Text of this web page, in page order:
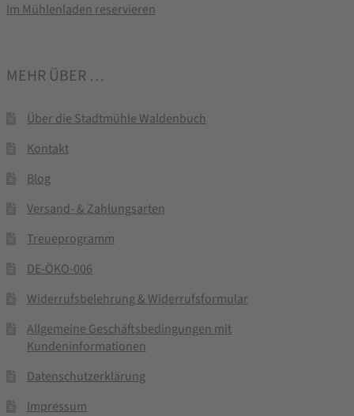
Im Mühlenladen reservieren
MEHR ÜBER …
Über die Stadtmühle Waldenbuch
Kontakt
Blog
Versand- & Zahlungsarten
Treueprogramm
DE-ÖKO-006
Widerrufsbelehrung & Widerrufsformular
Allgemeine Geschäftsbedingungen mit
Kundeninformationen
Datenschutzerklärung
Impressum